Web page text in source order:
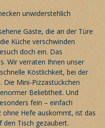
Gäste, die an der Türe
Küche verschwinden
doch ein. Das
Wir verraten Ihnen unser
Köstlichkeit, bei der
Mini-Pizzastückchen
Beliebtheit. Und
fein – einfach
ohne Hefe auskommt, ist das
den Tisch gezaubert.